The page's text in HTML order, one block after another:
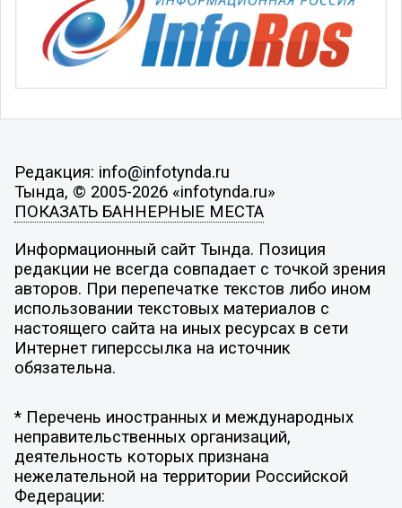
Редакция: info@infotynda.ru
Тында, © 2005-2026 «infotynda.ru»
ПОКАЗАТЬ БАННЕРНЫЕ МЕСТА
Информационный сайт Тында. Позиция
редакции не всегда совпадает с точкой зрения
авторов. При перепечатке текстов либо ином
использовании текстовых материалов с
настоящего сайта на иных ресурсах в сети
Интернет гиперссылка на источник
обязательна.
* Перечень иностранных и международных
неправительственных организаций,
деятельность которых признана
нежелательной на территории Российской
Федерации: